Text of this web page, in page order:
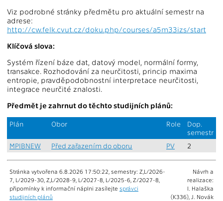
Viz podrobné stránky předmětu pro aktuální semestr na
adrese:
http://cw.felk.cvut.cz/doku.php/courses/a5m33izs/start
Klíčová slova:
Systém řízení báze dat, datový model, normální formy,
transakce. Rozhodování za neurčitosti, princip maxima
entropie, pravděpodobnostní interpretace neurčitosti,
integrace neurčité znalosti.
Předmět je zahrnut do těchto studijních plánů:
Plán Obor Role
Dop.
semestr
MPIBNEW
Před zařazením do oboru PV 2
Stránka vytvořena 6.8.2026 17:50:22, semestry: Z,L/2026-
7, L/2029-30, Z,L/2028-9, L/2027-8, L/2025-6, Z/2027-8,
připomínky k informační náplni zasílejte správci
studijních plánů
Návrh a
realizace:
I. Halaška
(K336), J. Novák